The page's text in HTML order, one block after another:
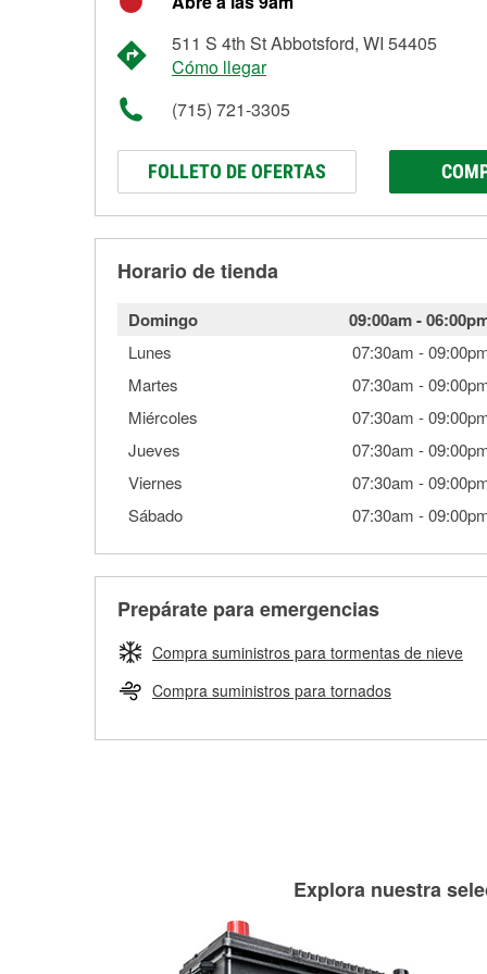
511 S 4th St Abbotsford, WI 54405
Cómo llegar
(715) 721-3305
FOLLETO DE OFERTAS
Horario de tienda
Domingo 09:00am-
Lunes 07:30am -
Martes
07:30am -
Miércoles
07:30am -
Jueves
07:30am -
Viernes
07:30am -
Sábado
07:30am -
Prepárate para emergencias
Compra suministros para tormentas de nieve
Compra suministros para tornados
Explora nuestra